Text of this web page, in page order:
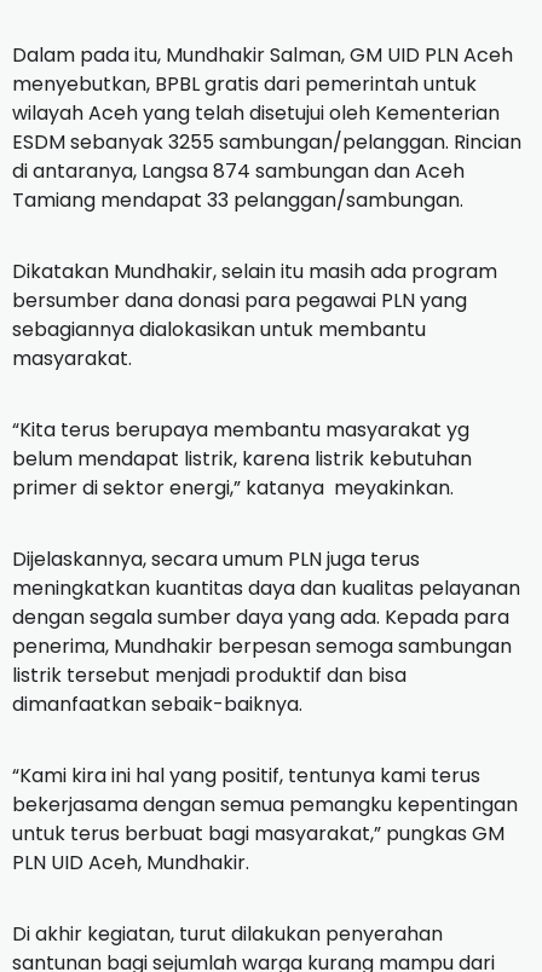
Dalam pada itu, Mundhakir Salman, GM UID PLN Aceh
menyebutkan, BPBL gratis dari pemerintah untuk
wilayah Aceh yang telah disetujui oleh Kementerian
ESDM sebanyak 3255 sambungan/pelanggan. Rincian
di antaranya, Langsa 874 sambungan dan Aceh
Tamiang mendapat 33 pelanggan/sambungan.
Dikatakan Mundhakir, selain itu masih ada program
bersumber dana donasi para pegawai PLN yang
sebagiannya dialokasikan untuk membantu
masyarakat.
“Kita terus berupaya membantu masyarakat yg
belum mendapat listrik, karena listrik kebutuhan
primer di sektor energi,” katanya meyakinkan.
Dijelaskannya, secara umum PLN juga terus
meningkatkan kuantitas daya dan kualitas pelayanan
dengan segala sumber daya yang ada. Kepada para
penerima, Mundhakir berpesan semoga sambungan
listrik tersebut menjadi produktif dan bisa
dimanfaatkan sebaik-baiknya.
“Kami kira ini hal yang positif, tentunya kami terus
bekerjasama dengan semua pemangku kepentingan
untuk terus berbuat bagi masyarakat,” pungkas GM
PLN UID Aceh, Mundhakir.
Di akhir kegiatan, turut dilakukan penyerahan
santunan bagi sejumlah warga kurang mampu dari